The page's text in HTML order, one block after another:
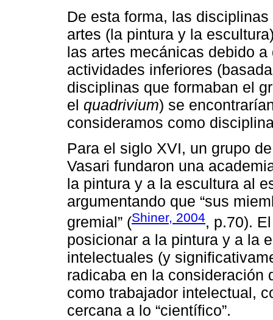
De esta forma, las
artes (la pintura y la
las artes mecánicas debido
actividades inferiores
disciplinas que formaban el
el quadrivium) se
consideramos como
Para el siglo XVI, un grupo
Vasari fundaron una
la pintura y a la escultura al
argumentando que “sus
gremial” (Shiner, 2004, p.70).
posicionar a la pintura y a la
intelectuales (y
radicaba en la consideración
como trabajador intelectual,
cercana a lo “científico”.